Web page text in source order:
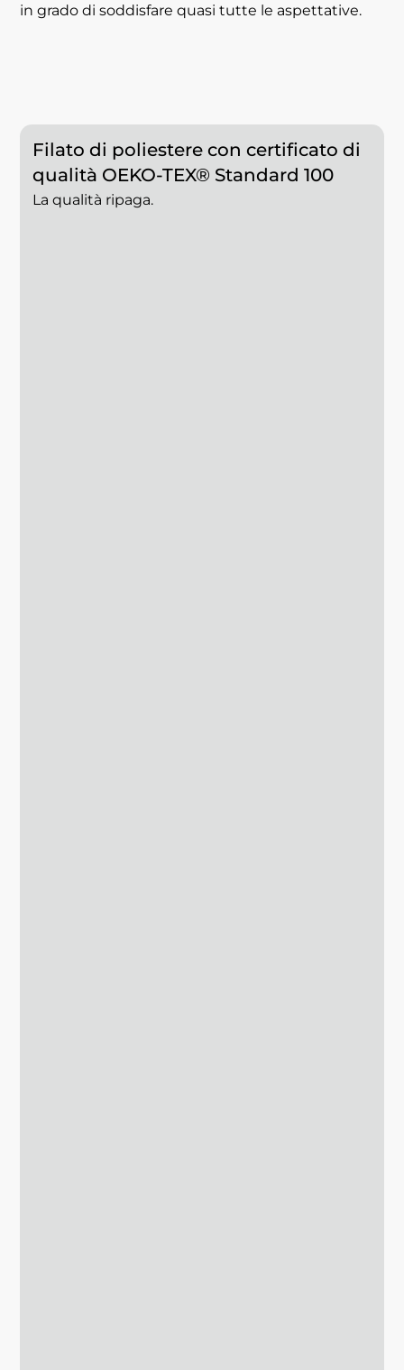
in grado di soddisfare quasi tutte le aspettative.
Filato di poliestere con certificato di
qualità OEKO-TEX® Standard 100
La qualità ripaga.